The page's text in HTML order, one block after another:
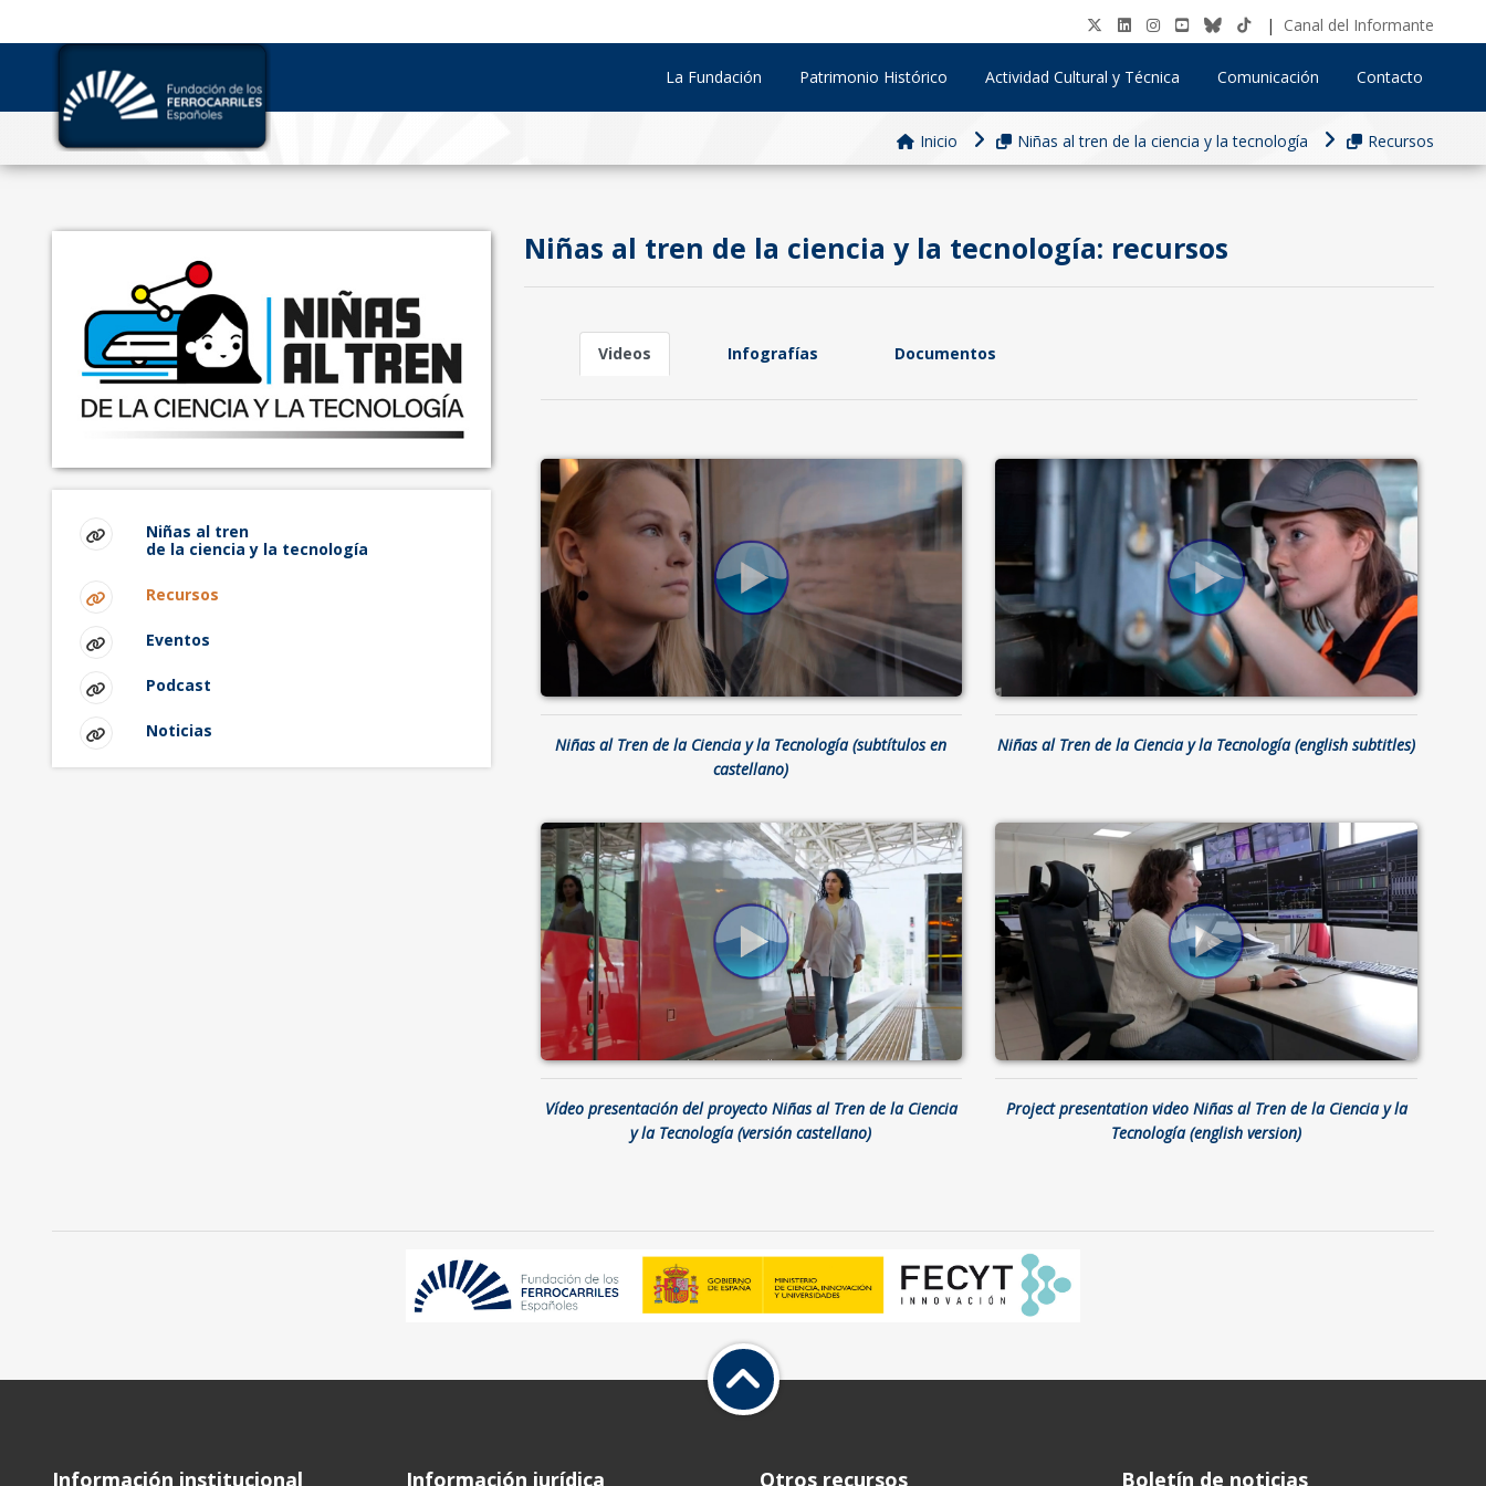
| Canal del Informante
La Fundación Patrimonio Histórico Actividad Cultural y Técnica Comunicación Contacto
Inicio Niñas al tren de la ciencia y la tecnología Recursos
Niñas al tren
de la ciencia y la tecnología
Recursos
Eventos
Podcast
Noticias
Niñas al tren de la ciencia y la tecnología: recursos
Videos Infografías Documentos
Niñas al Tren de la Ciencia y la Tecnología (subtítulos en
castellano)
Niñas al Tren de la Ciencia y la Tecnología (english subtitles)
Vídeo presentación del proyecto Niñas al Tren de la Ciencia
y la Tecnología (versión castellano)
Project presentation video Niñas al Tren de la Ciencia y la
Tecnología (english version)
Información institucional Información jurídica Otros recursos Boletín de noticias